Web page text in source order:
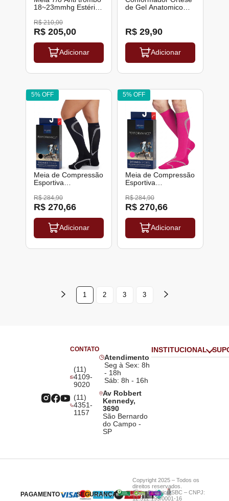
18~23mmhg Estéril
R$ 210,00
R$ 205,00
Adicionar
de Gel Anatomico
Abdominoplastia
Lipoaspiraçao
SiliForma 2 Unidades
R$ 29,90
Adicionar
5% OFF
Meia de Compressão
Esportiva
30mmHg Sigvaris
R$ 284,90
R$ 270,66
Adicionar
5% OFF
Meia de Compressão
Esportiva
30mmHg Rosa
Sigvaris
R$ 284,90
R$ 270,66
Adicionar
1 2 3 3
CONTATO
(11)
4109-
9020
(11)
4351-
1157
Atendimento
Seg à Sex: 8h
- 18h
Sáb: 8h - 16h
Av Robbert
Kennedy,
3690
São Bernardo
do Campo -
SP
INSTITUCIONAL
PAGAMENTO SEGURANÇA
Copyright 2025 – Todos os
direitos reservados.
Casa Cirúrgica SBC – CNPJ:
12.512.199/0001-16